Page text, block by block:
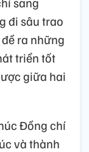
đi sâu trao
ra những
triển tốt
giữa hai
Đồng chí
và thành